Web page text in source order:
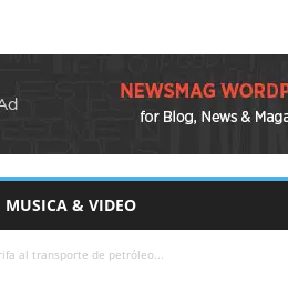
MUSICA & VIDEO
al transporte de petróleo...